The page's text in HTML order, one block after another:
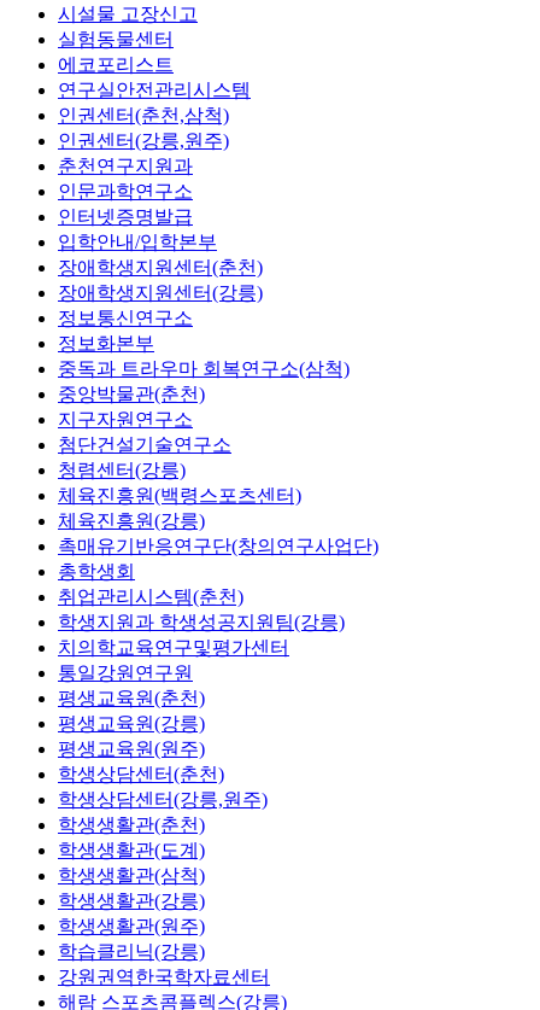
시설물 고장신고
실험동물센터
에코포리스트
연구실안전관리시스템
인권센터(춘천,삼척)
인권센터(강릉,원주)
춘천연구지원과
인문과학연구소
인터넷증명발급
입학안내/입학본부
장애학생지원센터(춘천)
장애학생지원센터(강릉)
정보통신연구소
정보화본부
중독과 트라우마 회복연구소(삼척)
중앙박물관(춘천)
지구자원연구소
첨단건설기술연구소
청렴센터(강릉)
체육진흥원(백령스포츠센터)
체육진흥원(강릉)
촉매유기반응연구단(창의연구사업단)
총학생회
취업관리시스템(춘천)
학생지원과 학생성공지원팀(강릉)
치의학교육연구및평가센터
통일강원연구원
평생교육원(춘천)
평생교육원(강릉)
평생교육원(원주)
학생상담센터(춘천)
학생상담센터(강릉,원주)
학생생활관(춘천)
학생생활관(도계)
학생생활관(삼척)
학생생활관(강릉)
학생생활관(원주)
학습클리닉(강릉)
강원권역한국학자료센터
해람 스포츠콤플렉스(강릉)